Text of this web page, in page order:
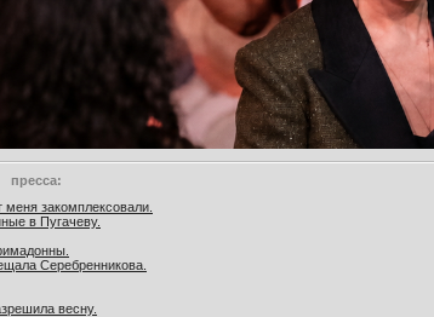
пресса:
закомплексовали.
в Пугачеву.
Серебренникова.
весну.